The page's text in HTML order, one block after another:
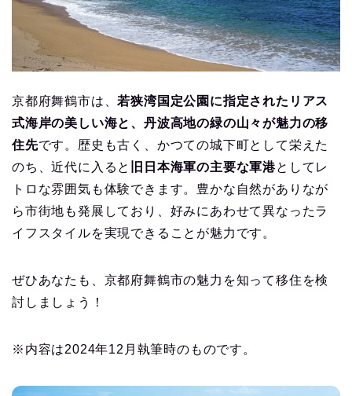
京都府舞鶴市は、若狭湾国定公園に指定されたリアス
式海岸の美しい海と、丹波高地の緑の山々が魅力の移
住先です。歴史も古く、かつての城下町として栄えた
のち、近代に入ると
旧日本海軍の主要な軍港としてレ
トロな雰囲気も体験できます。豊かな自然がありなが
ら市街地も発展しており、好みにあわせて異なったラ
イフスタイルを実現できることが魅力です。
ぜひあなたも、京都府舞鶴市の魅力を知って移住を検
討しましょう！
※内容は2024年12月執筆時のものです。